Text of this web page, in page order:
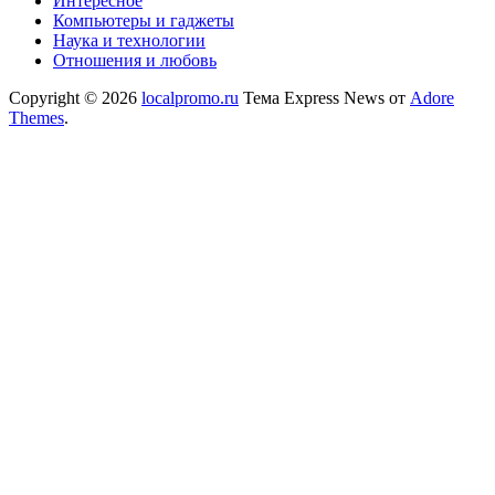
Компьютеры и гаджеты
Наука и технологии
Отношения и любовь
Copyright © 2026 localpromo.ru Тема Express News от Adore
Themes.